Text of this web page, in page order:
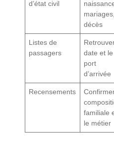
d’état civil
mariages,
décès
Listes de
passagers
date et le
port
d’arrivée
Recensements
familiale
le métier